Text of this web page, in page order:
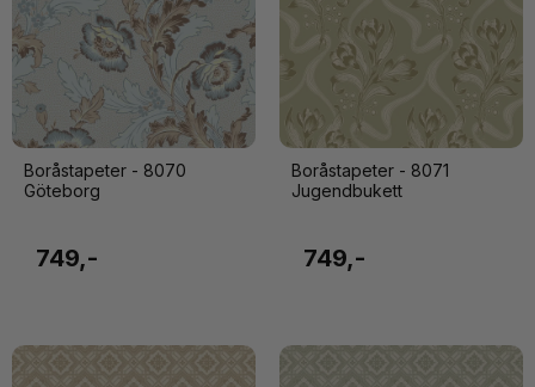
Boråstapeter - 8070
Göteborg
749,-
Boråstapeter - 8071
Jugendbukett
749,-